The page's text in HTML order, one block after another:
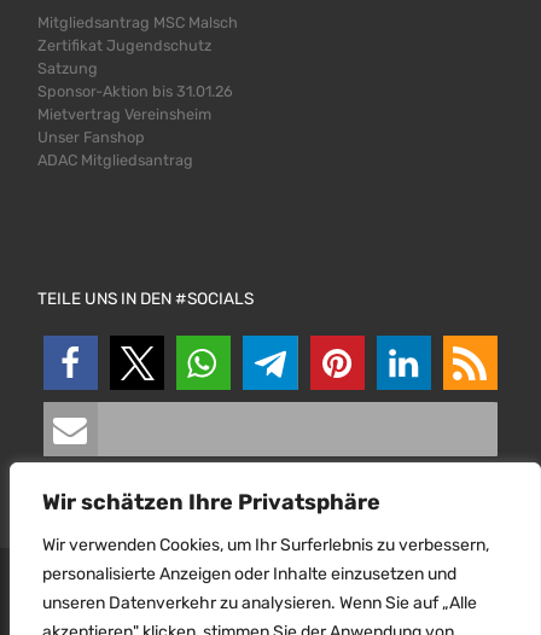
Wir schätzen Ihre Privatsphäre
Wir verwenden Cookies, um Ihr Surferlebnis zu verbessern,
personalisierte Anzeigen oder Inhalte einzusetzen und
unseren Datenverkehr zu analysieren. Wenn Sie auf „Alle
Mitgliedsantrag MSC Malsch
Zertifikat Jugendschutz
Satzung
Sponsor-Aktion bis 31.01.26
Mietvertrag Vereinsheim
Unser Fanshop
ADAC Mitgliedsantrag
TEILE UNS IN DEN #SOCIALS
© 2026 MSC Malsch e. V. im ADAC – Alle Rechte
vorbehalten.